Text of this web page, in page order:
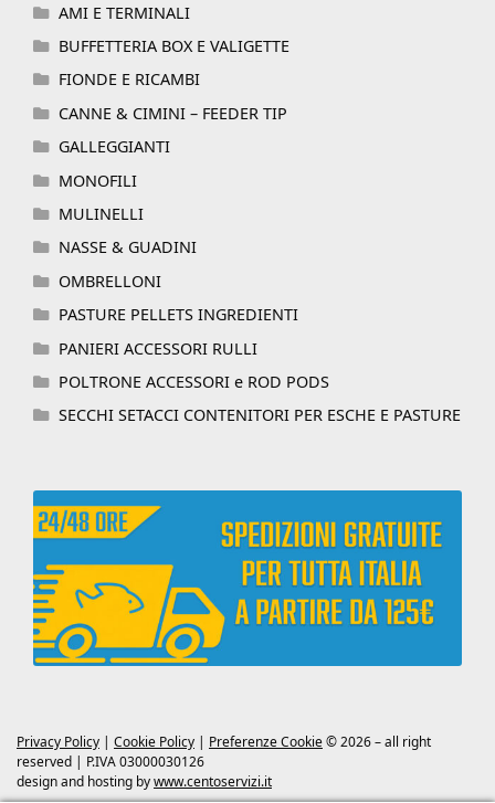
AMI E TERMINALI
BUFFETTERIA BOX E VALIGETTE
FIONDE E RICAMBI
CANNE & CIMINI – FEEDER TIP
GALLEGGIANTI
MONOFILI
MULINELLI
NASSE & GUADINI
OMBRELLONI
PASTURE PELLETS INGREDIENTI
PANIERI ACCESSORI RULLI
POLTRONE ACCESSORI e ROD PODS
SECCHI SETACCI CONTENITORI PER ESCHE E PASTURE
Privacy Policy | Cookie Policy | Preferenze Cookie© 2026 – all right
reserved | P.IVA 03000030126
design and hosting bywww.centoservizi.it